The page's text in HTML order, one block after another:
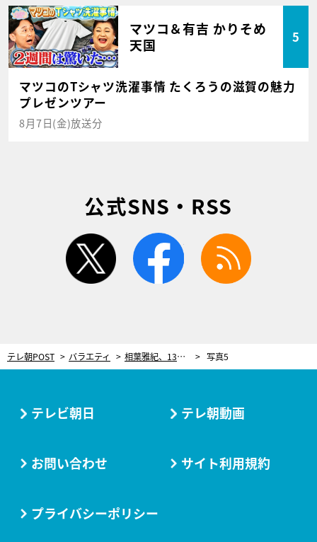
マツコ＆有吉 かりそめ
天国
5
マツコのTシャツ洗濯事情 たくろうの滋賀の魅力
プレゼンツアー
8月7日(金)放送分
公式SNS・RSS
twitter facebook
テレ朝POST バラエティ 相葉雅紀、13年間の学びを結集して挑む！新企画「マナブのおうち」本格始動「夢が広がるね」 写真5
テレビ朝日 テレ朝動画
お問い合わせ サイト利用規約
プライバシーポリシー